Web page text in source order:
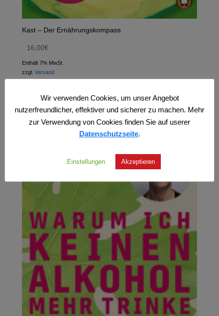
Kast – Der Ernährungskompass
16,00€
Enthält 7% MwSt.
zzgl. Versand
Wir verwenden Cookies, um unser Angebot
nutzerfreundlicher, effektiver und sicherer zu machen. Mehr
zur Verwendung von Cookies finden Sie auf userer
Datenschutzseite.
Einstellungen Akzeptieren